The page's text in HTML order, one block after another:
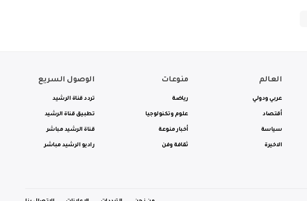
العالم
عربي ودولي
أقتصاد
سياسة
الاخيرة
منوعات
رياضة
علوم وتكنولوجيا
أخبار منوعة
ثقافة وفن
الوصول السريع
تردد قناة الرشيد
تطبيق قناة الرشيد
قناة الرشيد مباشر
راديو الرشيد مباشر